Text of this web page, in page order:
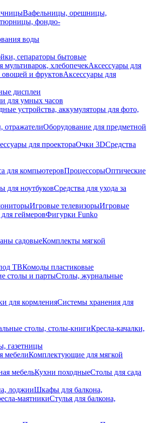
Вафельницы, орешницы,
фондю-
воды
сепараторы бытовые
мультиварок, хлебопечекАксессуары для
и фруктовАксессуары для
дисплеи
для умных часов
устройства, аккумуляторы для фото,
отражателиОборудование для предметной
для проектораОчки 3DСредства
для компьютеровПроцессорыОптические
для ноутбуковСредства для ухода за
Игровые телевизорыИгровые
геймеровФигурки Funko
садовыеКомплекты мягкой
ТВКомоды пластиковые
столы и партыСтолы, журнальные
для кормленияСистемы хранения для
столы, столы-книгиКресла-качалки,
газетницы
мебелиКомплектующие для мягкой
мебельКухни походныеСтолы для сада
лоджииШкафы для балкона,
маятникиСтулья для балкона,